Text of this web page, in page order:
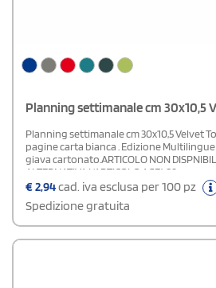
Planning settimanale cm 30x10,5
Planning settimanale cm 30x10,5 Velvet
pagine carta bianca . Edizione
giava cartonato.ARTICOLO NON
ALTERNATIVA L'ARTICOLO AGE489
€2,94cad. iva esclusa per 100 pz
Spedizione gratuita